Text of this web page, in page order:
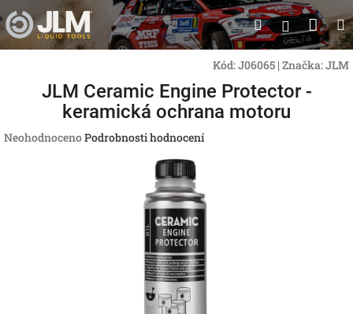
na
obsah
Hledat
Kód:J06065 | Značka:JLM
JLM Ceramic Engine Protector -
keramická ochrana motoru
Průměrné
NeohodnocenoPodrobnosti hodnocení